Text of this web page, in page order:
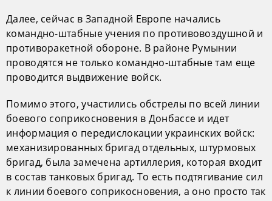
Далее, сейчас в Западной Европе начались
командно-штабные учения по противовоздушной и
противоракетной обороне. В районе Румынии
проводятся не только командно-штабные там еще
проводится выдвижение войск.
Помимо этого, участились обстрелы по всей линии
боевого соприкосновения в Донбассе и идет
информация о передислокации украинских войск:
механизированных бригад отдельных, штурмовых
бригад, была замечена артиллерия, которая входит
в состав танковых бригад. То есть подтягивание сил
к линии боевого соприкосновения, а оно просто так